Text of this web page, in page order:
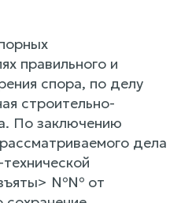
правильного и
спора, по делу
строительно-
По заключению
дела
№№ от